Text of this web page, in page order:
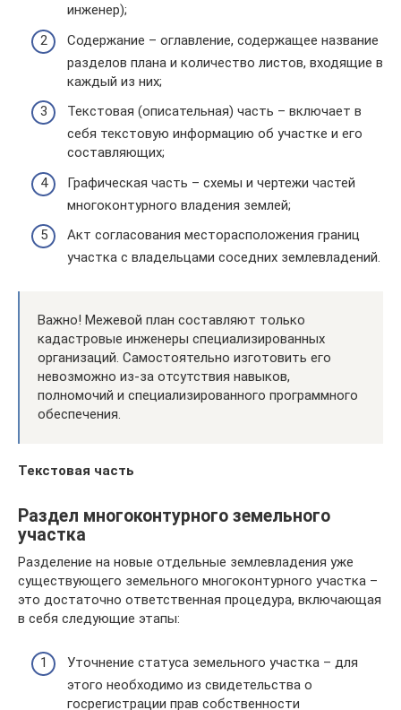
инженер);
Содержание – оглавление, содержащее название
разделов плана и количество листов, входящие в
каждый из них;
Текстовая (описательная) часть – включает в
себя текстовую информацию об участке и его
составляющих;
Графическая часть – схемы и чертежи частей
многоконтурного владения землей;
Акт согласования месторасположения границ
участка с владельцами соседних землевладений.
Важно! Межевой план составляют только
кадастровые инженеры специализированных
организаций. Самостоятельно изготовить его
невозможно из-за отсутствия навыков,
полномочий и специализированного программного
обеспечения.
Текстовая часть
Раздел многоконтурного земельного
участка
Разделение на новые отдельные землевладения уже
существующего земельного многоконтурного участка –
это достаточно ответственная процедура, включающая
в себя следующие этапы:
Уточнение статуса земельного участка – для
этого необходимо из свидетельства о
госрегистрации прав собственности